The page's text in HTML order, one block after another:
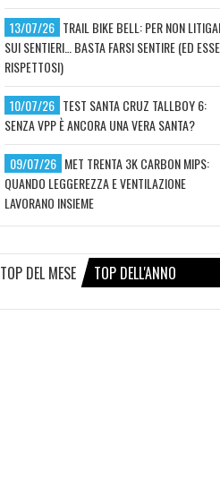
13/07/26 TRAIL BIKE BELL: PER NON
SUI SENTIERI… BASTA FARSI SENTIRE (ED
RISPETTOSI)
10/07/26 TEST SANTA CRUZ TALLBOY 6:
SENZA VPP È ANCORA UNA VERA SANTA?
09/07/26 MET TRENTA 3K CARBON MIPS:
QUANDO LEGGEREZZA E VENTILAZIONE
LAVORANO INSIEME
TOP DEL MESE TOP DELL'ANNO